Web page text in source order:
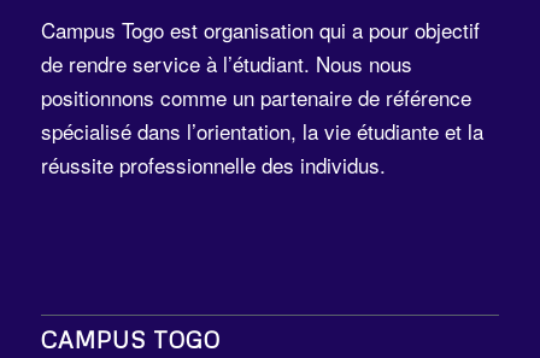
Campus Togo est organisation qui a pour objectif
de rendre service à l’étudiant. Nous nous
positionnons comme un partenaire de référence
spécialisé dans l’orientation, la vie étudiante et la
réussite professionnelle des individus.
CAMPUS TOGO